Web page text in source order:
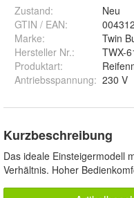
Zustand:
Neu
GTIN / EAN:
Marke:
Twin
Hersteller Nr.:
TWX-
Produktart:
Antriebsspannung: 230 V
Kurzbeschreibung
Das ideale Einsteigermodell
Verhältnis. Hoher